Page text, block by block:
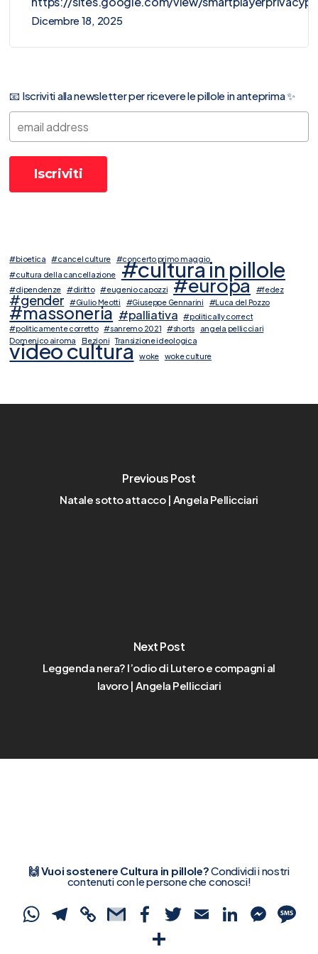
Dicembre 18, 2025
📧 Iscriviti alla newsletter per ricevere le pillole in anteprima ✨
#bioetica #cancel culture
#concerto primo maggio
#cultura della cancellazione #cultura in pillole
#dipendenze #diritto #eugenio capozzi #europa #fedez
#gender #Giulio Meotti #Giuseppe Gennarini #Luca del Pozzo
#massoneria #palliativa
#politically correct
#politicamente corretto #sanremo 2021 #shorts
angela pellicciari
Domenico airoma
Elezioni Transizione ideologica
video cultura woke woke culture
Previous Post
Natale sotto attacco | Angela Pellicciari
Next Post
Leggenda nera? l’odio di Lutero e compagni al
lavoro | Angela Pellicciari
🙌 Vuoi sostenere Cultura in pillole?Condividi i nostri
contenuti con le persone che conosci!
WhatsApp
Telegram
CopyGmailFacebook
Twitter
Email